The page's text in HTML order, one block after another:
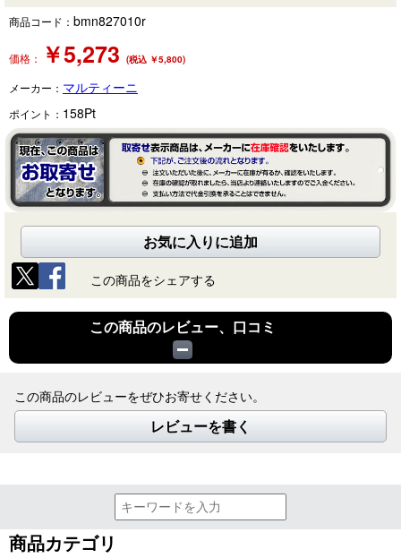
商品コード： bmn827010r
価格： ￥5,273 (税込 ￥5,800)
メーカー： マルティーニ
ポイント： 158Pt
お気に入りに追加
この商品をシェアする
この商品のレビュー、口コミ
この商品のレビューをぜひお寄せください。
レビューを書く
商品カテゴリ